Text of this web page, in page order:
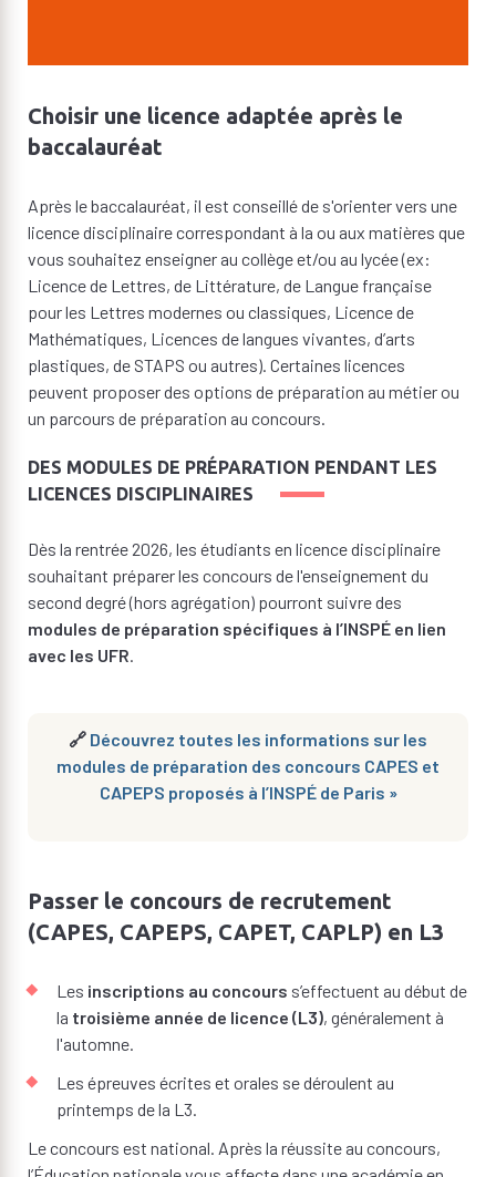
Choisir une licence adaptée après le
baccalauréat
Après le baccalauréat, il est conseillé de s'orienter vers une
licence disciplinaire correspondant à la ou aux matières que
vous souhaitez enseigner au collège et/ou au lycée (ex:
Licence de Lettres, de Littérature, de Langue française
pour les Lettres modernes ou classiques, Licence de
Mathématiques, Licences de langues vivantes, d’arts
plastiques, de STAPS ou autres). Certaines licences
peuvent proposer des options de préparation au métier ou
un parcours de préparation au concours.
DES MODULES DE PRÉPARATION PENDANT LES
LICENCES DISCIPLINAIRES
Dès la rentrée 2026, les étudiants en licence disciplinaire
souhaitant préparer les concours de l'enseignement du
second degré (hors agrégation) pourront suivre des
modules de préparation spécifiques à l’INSPÉ en lien
avec les UFR.
🔗 Découvrez toutes les informations sur les
modules de préparation des concours CAPES et
CAPEPS proposés à l’INSPÉ de Paris »
Passer le concours de recrutement
(CAPES, CAPEPS, CAPET, CAPLP) en L3
Les inscriptions au concours s’effectuent au début de
la troisième année de licence (L3), généralement à
l'automne.
Les épreuves écrites et orales se déroulent au
printemps de la L3.
Le concours est national. Après la réussite au concours,